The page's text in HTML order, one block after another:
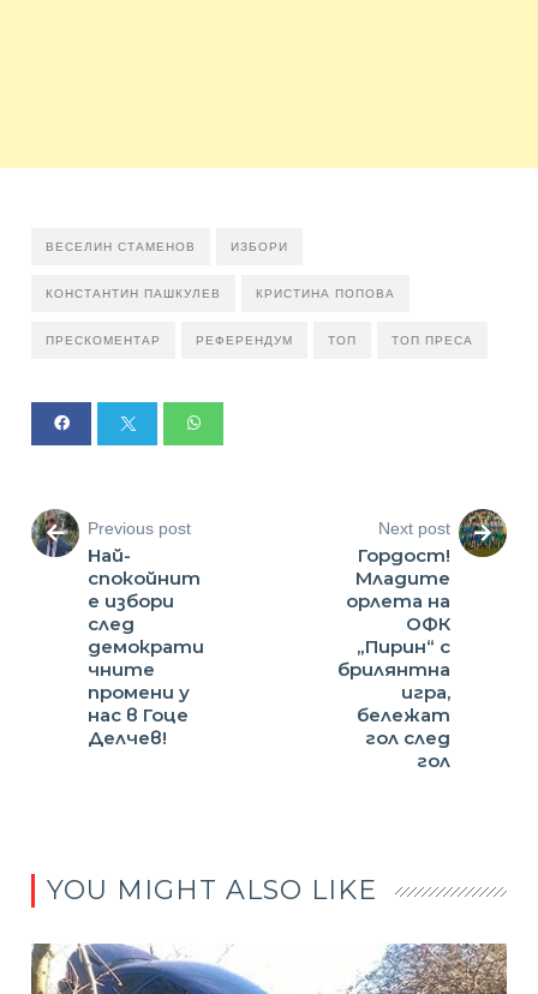
ВЕСЕЛИН СТАМЕНОВ ИЗБОРИ
КОНСТАНТИН ПАШКУЛЕВ КРИСТИНА ПОПОВА
ПРЕСКОМЕНТАР РЕФЕРЕНДУМ ТОП ТОП ПРЕСА
Previous post
Най-
спокойнит
е избори
след
демократи
чните
промени у
нас в Гоце
Делчев!
Next post
Гордост!
Младите
орлета на
ОФК
„Пирин“ с
брилянтна
игра,
бележат
гол след
гол
YOU MIGHT ALSO LIKE